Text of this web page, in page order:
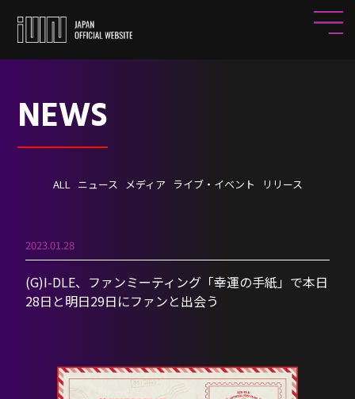
NEWS
ALL ニュース メディア ライブ・イベント リリース
2023.01.28
(G)I-DLE、ファンミーティング「幸運の手紙」で本日
28日と明日29日にファンと出会う